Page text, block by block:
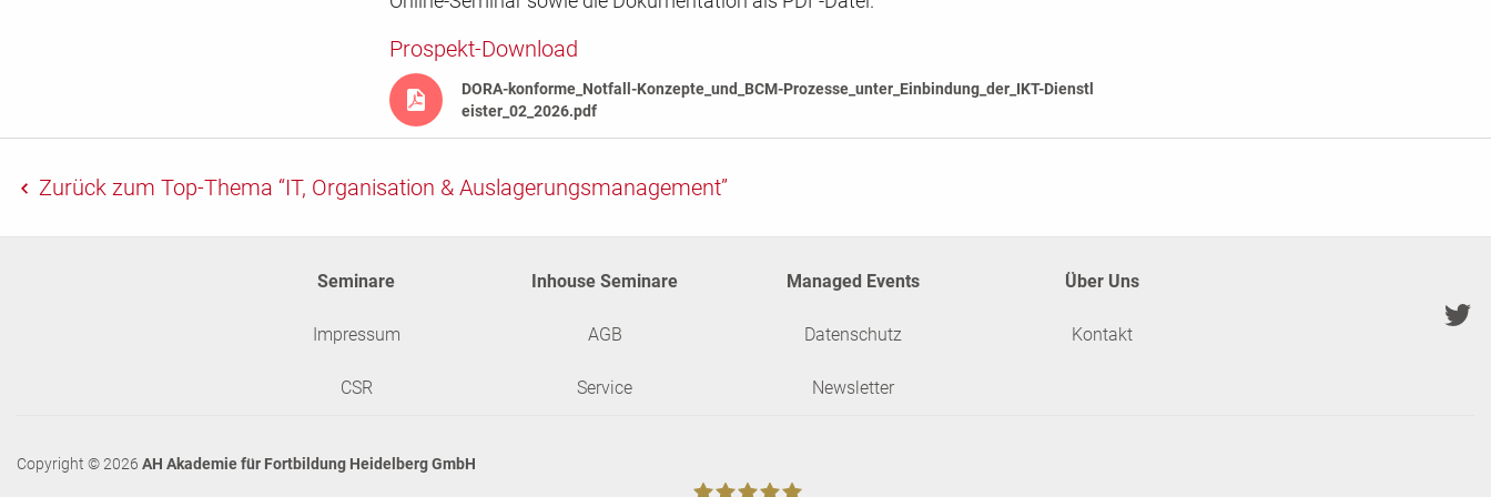
Prospekt-Download
DORA-konforme_Notfall-Konzepte_und_BCM-Prozesse_unter_Einbindung_der_IKT-Dienstl
eister_02_2026.pdf
Zurück zum Top-Thema “IT, Organisation & Auslagerungsmanagement”
Seminare Inhouse Seminare Managed Events Über Uns
Impressum AGB Datenschutz Kontakt
CSR Service Newsletter
Copyright © 2026 AH Akademie für Fortbildung Heidelberg GmbH